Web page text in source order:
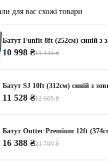
тренажери
тренажери
тренажери
для дому
для вас схожі товари
Батут Funfit 8ft (252см) синій з
10 998 ₴11 144 ₴
Батут SJ 10ft (312см) синій з
11 528 ₴12 665 ₴
Батут Outtec Premium 12ft
16 388 ₴21 709 ₴